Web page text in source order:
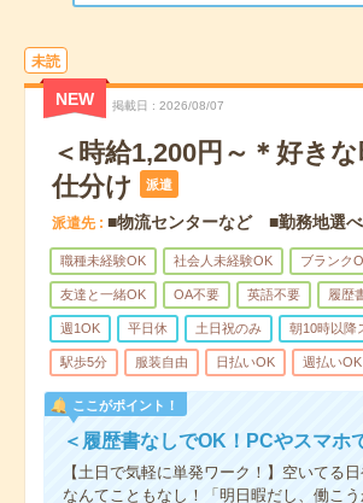
未読
NEW 掲載日 2026/08/07
＜時給1,200円～＊好き
仕分け
派遣
派遣先 ■物流センターなど ■勤務地選
職種未経験OK 社会人未経験OK ブランク
友達と一緒OK OA不要 英語不要 履歴
週1OK 平日休 土日祝のみ 朝10時以降
駅歩5分 服装自由 日払いOK 週払いOK
ここがポイント！
＜履歴書なしでOK！PCやスマホ
【土日で気軽に単発ワーク！】空いてる
なんてこともなし！「明日暇だし、働こ